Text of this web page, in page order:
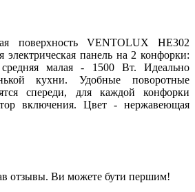
поверхность VENTOLUX HE302
панель на 2 конфорки:
малая - 1500 Вт. Идеально
кухни. Удобные поворотные
спереди, для каждой конфорки
включения. Цвет - нержавеющая
отзывы. Ви можете бути першим!